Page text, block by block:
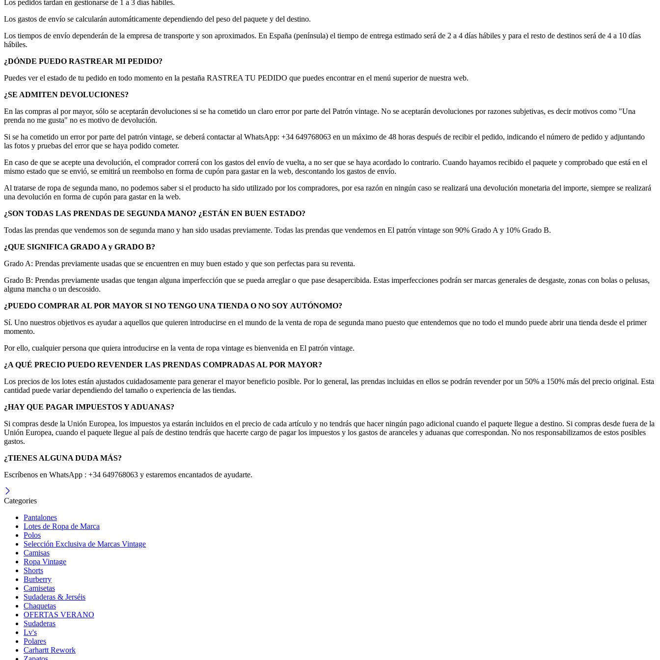
Los pedidos tardan en gestionarse de 1 a 3 días hábiles.
Los gastos de envío se calcularán automáticamente dependiendo del peso del paquete y del destino.
Los tiempos de envío dependerán de la empresa de transporte y son aproximados. En España (península) el tiempo de entrega estimado será de 2 a 4 días hábiles y para el resto de destinos será de 4 a 10 días
hábiles.
¿DÓNDE PUEDO RASTREAR MI PEDIDO?
Puedes ver el estado de tu pedido en todo momento en la pestaña RASTREA TU PEDIDO que puedes encontrar en el menú superior de nuestra web.
¿SE ADMITEN DEVOLUCIONES?
En las compras al por mayor, sólo se aceptarán devoluciones si se ha cometido un claro error por parte del Patrón vintage. No se aceptarán devoluciones por razones subjetivas, es decir motivos como "Una
prenda no me gusta" no es motivo de devolución.
Si se ha cometido un error por parte del patrón vintage, se deberá contactar al WhatsApp: +34 649768063 en un máximo de 48 horas después de recibir el pedido, indicando el número de pedido y adjuntando
las fotos y pruebas del error que se haya podido cometer.
En caso de que se acepte una devolución, el comprador correrá con los gastos del envío de vuelta, a no ser que se haya acordado lo contrario. Cuando hayamos recibido el paquete y comprobado que está en el
mismo estado que se envió, se emitirá un reembolso en forma de cupón para gastar en la web, descontando los gastos de envío.
Al tratarse de ropa de segunda mano, no podemos saber si el producto ha sido utilizado por los compradores, por esa razón en ningún caso se realizará una devolución monetaria del importe, siempre se realizará
una devolución en forma de cupón para gastar en la web.
¿SON TODAS LAS PRENDAS DE SEGUNDA MANO? ¿ESTÁN EN BUEN ESTADO?
Todas las prendas que vendemos son de segunda mano y han sido usadas previamente. Todas las prendas que vendemos en El patrón vintage son 90% Grado A y 10% Grado B.
¿QUE SIGNIFICA GRADO A y GRADO B?
Grado A: Prendas previamente usadas que se encuentren en muy buen estado y que son perfectas para su reventa.
Grado B: Prendas previamente usadas que tengan alguna imperfección que se pueda arreglar o que pase desapercibida. Estas imperfecciones podrán ser marcas generales de desgaste, zonas con bolas o pelusas,
alguna mancha o un descosido.
¿PUEDO COMPRAR AL POR MAYOR SI NO TENGO UNA TIENDA O NO SOY AUTÓNOMO?
Sí. Uno nuestros objetivos es ayudar a aquellos que quieren introducirse en el mundo de la venta de ropa de segunda mano puesto que entendemos que no todo el mundo puede abrir una tienda desde el primer
momento.
Por ello, cualquier persona que quiera introducirse en la venta de ropa vintage es bienvenida en El patrón vintage.
¿A QUÉ PRECIO PUEDO REVENDER LAS PRENDAS COMPRADAS AL POR MAYOR?
Los precios de los lotes están ajustados cuidadosamente para generar el mayor beneficio posible. Por lo general, las prendas incluidas en ellos se podrán revender por un 50% a 150% más del precio original. Esta
cantidad puede variar dependiendo del tamaño o experiencia de las tiendas.
¿HAY QUE PAGAR IMPUESTOS Y ADUANAS?
Si compras desde la Unión Europea, los impuestos ya estarán incluidos en el precio de cada artículo y no tendrás que hacer ningún pago adicional cuando el paquete llegue a destino. Si compras desde fuera de la
Unión Europea, cuando el paquete llegue al país de destino tendrás que hacerte cargo de pagar los impuestos y los gastos de aranceles y aduanas que correspondan. No nos responsabilizamos de estos posibles
gastos.
¿TIENES ALGUNA DUDA MÁS?
Escríbenos en WhatsApp : +34 649768063 y estaremos encantados de ayudarte.
Categories
Pantalones
Lotes de Ropa de Marca
Polos
Selección Exclusiva de Marcas Vintage
Camisas
Ropa Vintage
Shorts
Burberry
Camisetas
Sudaderas & Jerséis
Chaquetas
OFERTAS VERANO
Sudaderas
Lv's
Polares
Carhartt Rework